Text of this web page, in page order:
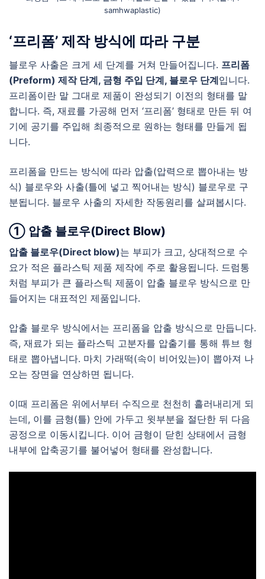
samhwaplastic)
‘프리폼’ 제작 방식에 따라 구분
블로우 사출은 크게 세 단계를 거쳐 만들어집니다. 프리폼
(Preform) 제작 단계, 금형 주입 단계, 블로우 단계입니다.
프리폼이란 말 그대로 제품이 완성되기 이전의 형태를 말
합니다. 즉, 재료를 가공해 먼저 ‘프리폼’ 형태로 만든 뒤 여
기에 공기를 주입해 최종적으로 원하는 형태를 만들게 됩
니다.
프리폼을 만드는 방식에 따라 압출(압력으로 뽑아내는 방
식) 블로우와 사출(틀에 넣고 찍어내는 방식) 블로우로 구
분됩니다. 블로우 사출의 자세한 작동원리를 살펴봅시다.
① 압출 블로우(Direct Blow)
압출 블로우(Direct blow)는 부피가 크고, 상대적으로 수
요가 적은 플라스틱 제품 제작에 주로 활용됩니다. 드럼통
처럼 부피가 큰 플라스틱 제품이 압출 블로우 방식으로 만
들어지는 대표적인 제품입니다.
압출 블로우 방식에서는 프리폼을 압출 방식으로 만듭니다.
즉, 재료가 되는 플라스틱 고분자를 압출기를 통해 튜브 형
태로 뽑아냅니다. 마치 가래떡(속이 비어있는)이 뽑아져 나
오는 장면을 연상하면 됩니다.
이때 프리폼은 위에서부터 수직으로 천천히 흘러내리게 되
는데, 이를 금형(틀) 안에 가두고 윗부분을 절단한 뒤 다음
공정으로 이동시킵니다. 이어 금형이 닫힌 상태에서 금형
내부에 압축공기를 불어넣어 형태를 완성합니다.